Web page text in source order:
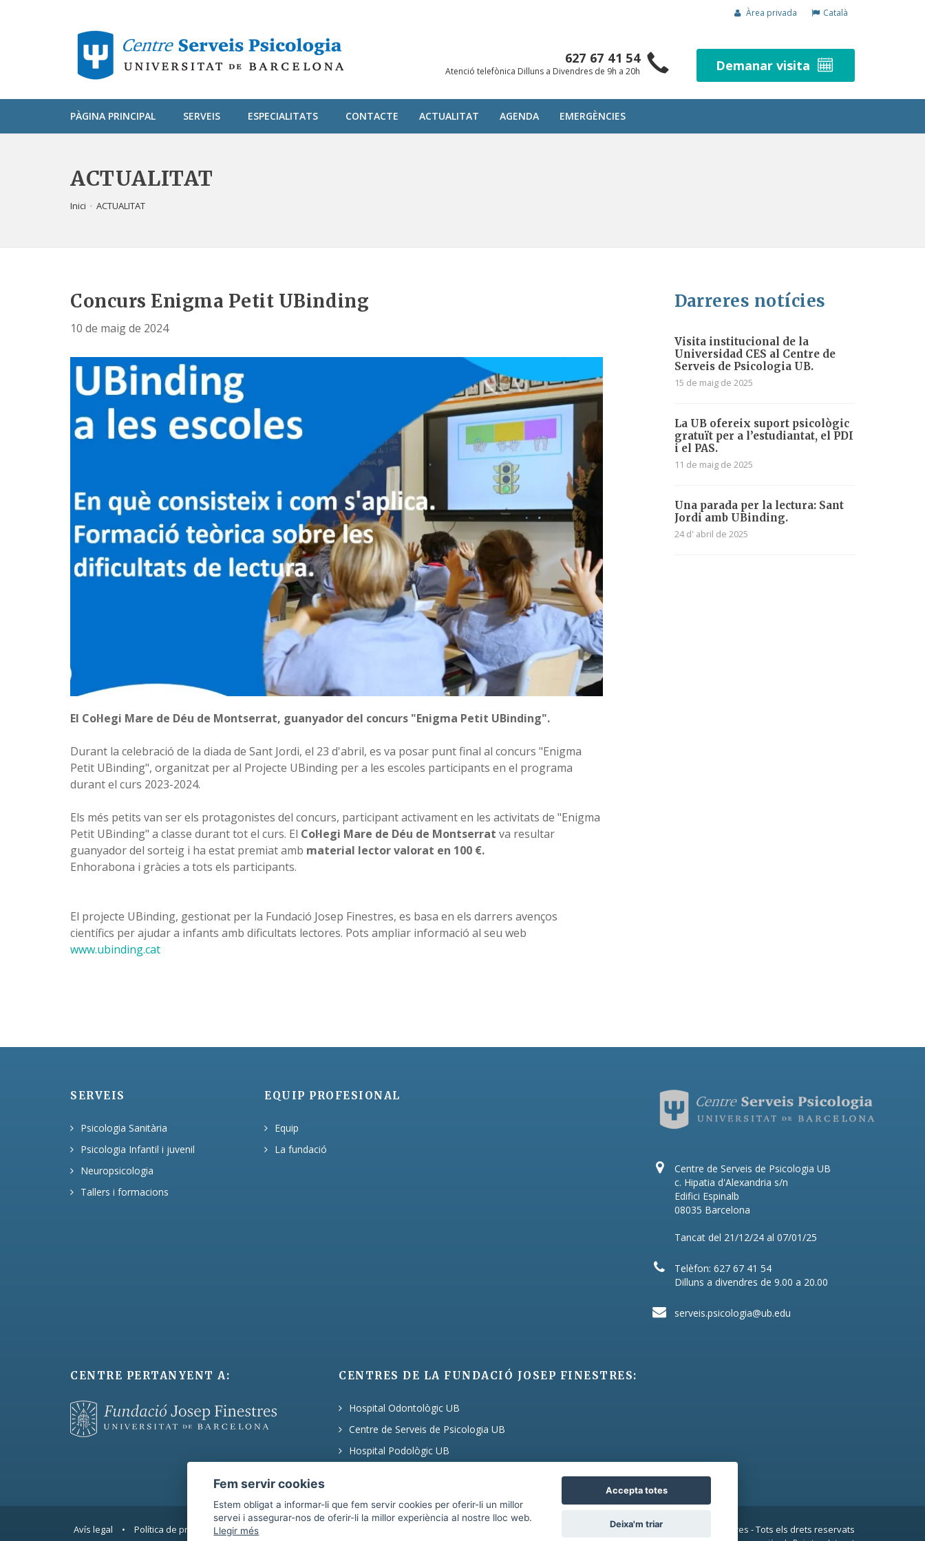
Àrea privada Català
627 67 41 54
Atenció telefònica Dilluns a Divendres de 9h a 20h Demanar visita
PÀGINA PRINCIPAL SERVEIS ESPECIALITATS CONTACTE ACTUALITAT AGENDA EMERGÈNCIES
ACTUALITAT
Inici ACTUALITAT
Darreres notícies
Visita institucional de la
Universidad CES al Centre de
Serveis de Psicologia UB.
15 de maig de 2025
La UB ofereix suport psicològic
gratuït per a l’estudiantat, el PDI
i el PAS.
11 de maig de 2025
Una parada per la lectura: Sant
Jordi amb UBinding.
24 d' abril de 2025
Concurs Enigma Petit UBinding
10 de maig de 2024
El Col·legi Mare de Déu de Montserrat, guanyador del concurs "Enigma Petit UBinding".
Durant la celebració de la diada de Sant Jordi, el 23 d'abril, es va posar punt final al concurs "Enigma
Petit UBinding", organitzat per al Projecte UBinding per a les escoles participants en el programa
durant el curs 2023-2024.
Els més petits van ser els protagonistes del concurs, participant activament en les activitats de "Enigma
Petit UBinding" a classe durant tot el curs. El Col·legi Mare de Déu de Montserrat va resultar
guanyador del sorteig i ha estat premiat amb material lector valorat en 100 €.
Enhorabona i gràcies a tots els participants.
El projecte UBinding, gestionat per la Fundació Josep Finestres, es basa en els darrers avenços
científics per ajudar a infants amb dificultats lectores. Pots ampliar informació al seu web
www.ubinding.cat
SERVEIS
Psicologia Sanitària
Psicologia Infantil i juvenil
Neuropsicologia
Tallers i formacions
EQUIP PROFESIONAL
Equip
La fundació
Centre de Serveis de Psicologia UB
c. Hipatia d'Alexandria s/n
Edifici Espinalb
08035 Barcelona
Tancat del 21/12/24 al 07/01/25
Telèfon: 627 67 41 54
Dilluns a divendres de 9.00 a 20.00
serveis.psicologia@ub.edu
CENTRE PERTANYENT A: CENTRES DE LA FUNDACIÓ JOSEP FINESTRES:
Hospital Odontològic UB
Centre de Serveis de Psicologia UB
Hospital Podològic UB
Avís legal • Política de privacitat • Política de cookies Copyright © 2026 Fundació Josep Finestres - Tots els drets reservats
Fem servir cookies
Estem obligat a informar-li que fem servircookies per oferir-li un millor
servei i assegurar-nos de oferir-li la millor experiència al nostre lloc web.
Llegir més
Accepta totes
Deixa'm triar